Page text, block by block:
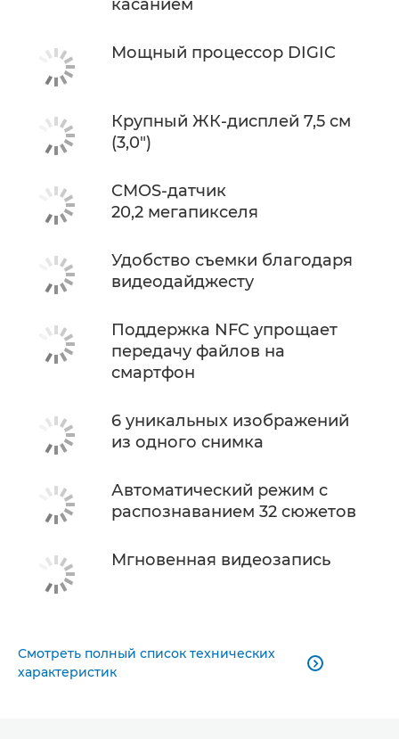
касанием
Мощный процессор DIGIC
Крупный ЖК-дисплей 7,5 см
(3,0")
CMOS-датчик
20,2 мегапикселя
Удобство съемки благодаря
видеодайджесту
Поддержка NFC упрощает
передачу файлов на
смартфон
6 уникальных изображений
из одного снимка
Автоматический режим с
распознаванием 32 сюжетов
Мгновенная видеозапись
Смотреть полный список технических
характеристик
